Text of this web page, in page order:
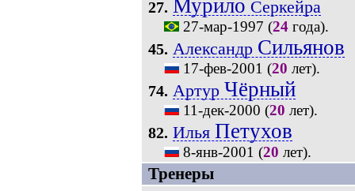
27. Мурило Серкейра
27-мар-1997 (24года).
45. Александр Сильянов
17-фев-2001 (20 лет).
74. Артур Чёрный
11-дек-2000 (20 лет).
82. Илья Петухов
8-янв-2001 (20 лет).
Тренеры